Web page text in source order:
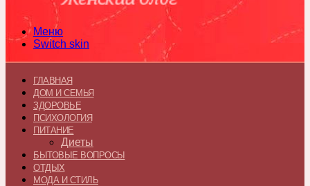
Меню
Switch skin
ГЛАВНАЯ
ДОМ И СЕМЬЯ
ЗДОРОВЬЕ
ПСИХОЛОГИЯ
ПИТАНИЕ
Диеты
БЫТОВЫЕ ВОПРОСЫ
ОТДЫХ
МОДА И СТИЛЬ